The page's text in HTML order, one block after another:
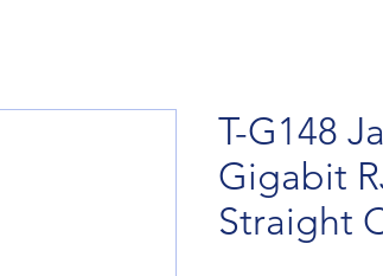
T-G148
Gigabit
Straight